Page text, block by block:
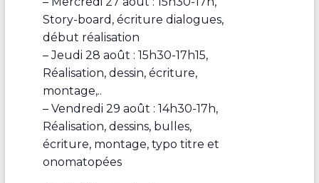
Story-board, écriture dialogues,
début réalisation
– Jeudi 28 août : 15h30-17h15,
Réalisation, dessin, écriture,
montage,..
– Vendredi 29 août : 14h30-17h,
Réalisation, dessins, bulles,
écriture, montage, typo titre et
onomatopées